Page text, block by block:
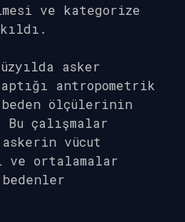
ve kategorize
asker
antropometrik
beden ölçülerinin
çalışmalar
vücut
ortalamalar